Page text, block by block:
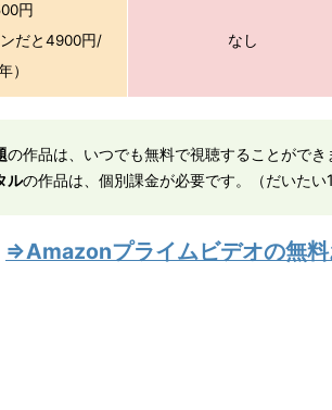
円
ンだと4900円/
）
なし
の作品は、いつでも無料で視聴することができ
ルの作品は、個別課金が必要です。（だいたい
⇒Amazonプライムビデオの無料